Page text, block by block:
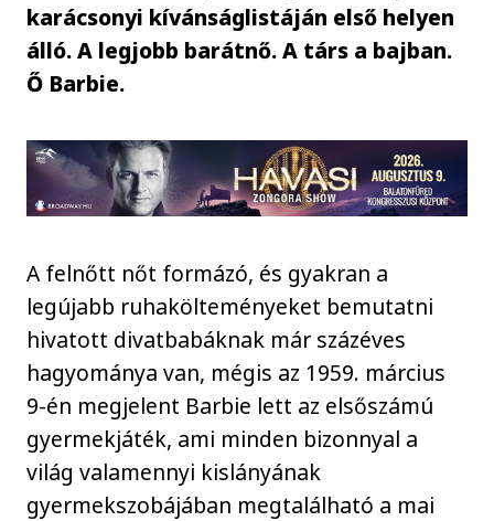
karácsonyi kívánságlistáján első helyen
álló. A legjobb barátnő. A társ a bajban.
Ő Barbie.
A felnőtt nőt formázó, és gyakran a
legújabb ruhakölteményeket bemutatni
hivatott divatbabáknak már százéves
hagyománya van, mégis az 1959. március
9-én megjelent Barbie lett az elsőszámú
gyermekjáték, ami minden bizonnyal a
világ valamennyi kislányának
gyermekszobájában megtalálható a mai